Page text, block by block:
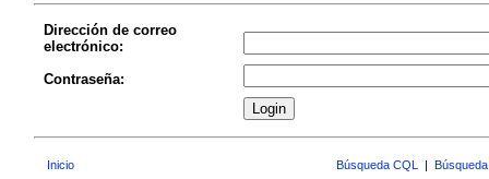
Dirección de correo
electrónico:
Contraseña:
Inicio Búsqueda CQL |